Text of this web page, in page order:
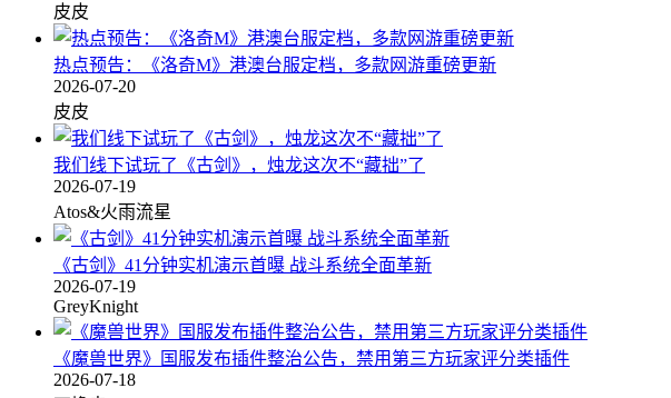
皮皮
热点预告：《洛奇M》港澳台服定档，多款网游重磅更新
2026-07-20
皮皮
我们线下试玩了《古剑》，烛龙这次不“藏拙”了
2026-07-19
Atos&火雨流星
《古剑》41分钟实机演示首曝 战斗系统全面革新
2026-07-19
GreyKnight
《魔兽世界》国服发布插件整治公告，禁用第三方玩家评分类插件
2026-07-18